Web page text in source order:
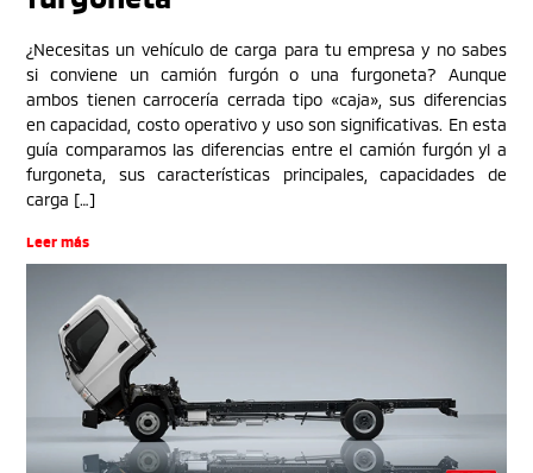
¿Necesitas un vehículo de carga para tu empresa y no sabes
si conviene un camión furgón o una furgoneta? Aunque
ambos tienen carrocería cerrada tipo «caja», sus diferencias
en capacidad, costo operativo y uso son significativas. En esta
guía comparamos las diferencias entre el camión furgón yl a
furgoneta, sus características principales, capacidades de
carga […]
Leer más